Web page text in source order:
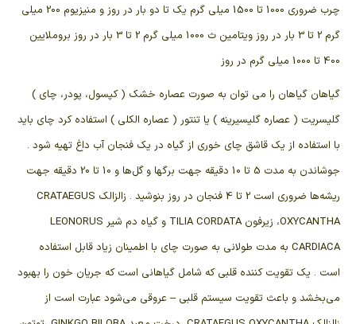
چرب ضروری 1000 تا 1500 میلی گرم یک تا دو بار در روز و منیزیوم 200 میلی
گرم 2 تا 3 بار در روز ویتامین ث 1000 میلی گرم 2 تا 3 بار در روز بروملایین
400 تا 1000 میلی گرم در روز
گیاهان گیاهان را می توان به صورت عصاره خشک ( کپسول، پودر، چای )
گلیسریت ( عصاره گلیسیرینه ) یا تنتور ( عصاره الکلی ) استفاده کرد چای باید
با استفاده از یک قاشق چای خوری از گیاه در یک فنجان آب داغ تهیه شود .
جوشاندن به مدت 5 تا 10 دقیقه جهت برگها و گل‌ها و 10 تا 20 دقیقه جهت
ریشه‌ها ضروری است 2 تا 4 فنجان در روز بنوشید . زالزالک CRATAEGUS
OXYCANTHA، زیرفون TILIA CORDATA و گیاه دم شیر LEONORUS
CARDIACA به مدت طولانی به صورت چای با اطمینان زیاد قابل استفاده
است . یک تقویت کننده قلبی که شامل گیاهانی است که جریان خون را بهبود
می‌بخشد و باعث تقویت سیستم قلبی – عروقی می‌شود عبارت است از